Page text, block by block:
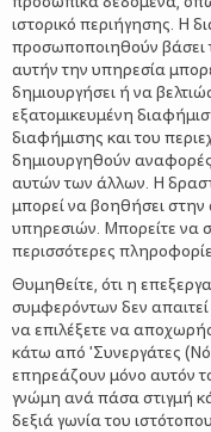
ιστορικό περιήγησης. Η
προσωποποιηθούν βάσει
αυτήν την υπηρεσία
δημιουργήσει ή να
εξατομικευμένη
διαφήμισης και του
δημιουργηθούν
αυτών των άλλων. Η
μπορεί να βοηθήσει
υπηρεσιών. Μπορείτε να
περισσότερες
Θυμηθείτε, ότι η
συμφερόντων δεν
να επιλέξετε να
κάτω από 'Συνεργάτες
επηρεάζουν μόνο αυτόν
γνώμη ανά πάσα στιγμή
δεξιά γωνία του